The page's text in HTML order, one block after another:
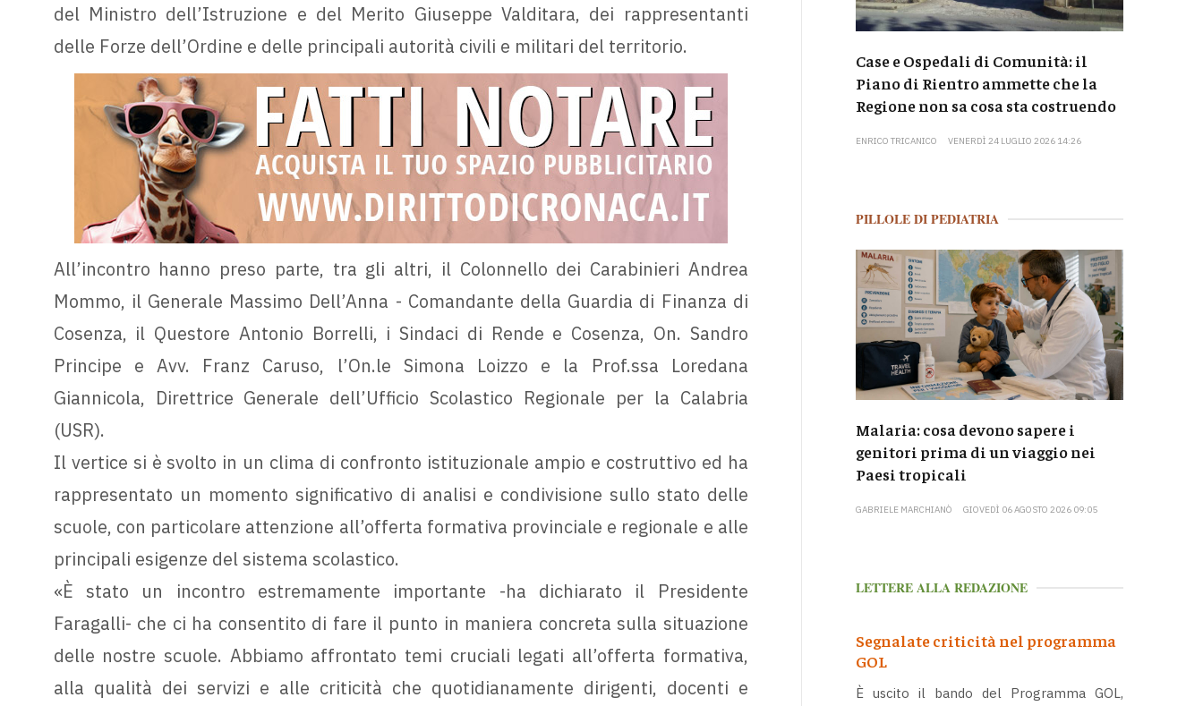
del Ministro dell’Istruzione e del Merito Giuseppe Valditara, dei rappresentanti
delle Forze dell’Ordine e delle principali autorità civili e militari del territorio.
All’incontro hanno preso parte, tra gli altri, il Colonnello dei Carabinieri Andrea
Mommo, il Generale Massimo Dell’Anna - Comandante della Guardia di Finanza di
Cosenza, il Questore Antonio Borrelli, i Sindaci di Rende e Cosenza, On. Sandro
Principe e Avv. Franz Caruso, l’On.le Simona Loizzo e la Prof.ssa Loredana
Giannicola, Direttrice Generale dell’Ufficio Scolastico Regionale per la Calabria
(USR).
Il vertice si è svolto in un clima di confronto istituzionale ampio e costruttivo ed ha
rappresentato un momento significativo di analisi e condivisione sullo stato delle
scuole, con particolare attenzione all’offerta formativa provinciale e regionale e alle
principali esigenze del sistema scolastico.
«È stato un incontro estremamente importante -ha dichiarato il Presidente
Faragalli- che ci ha consentito di fare il punto in maniera concreta sulla situazione
delle nostre scuole. Abbiamo affrontato temi cruciali legati all’offerta formativa,
alla qualità dei servizi e alle criticità che quotidianamente dirigenti, docenti e
Case e Ospedali di Comunità: il
Piano di Rientro ammette che la
Regione non sa cosa sta costruendo
ENRICO TRICANICO VENERDÌ 24 LUGLIO 2026 14:26
PILLOLE DI PEDIATRIA
Malaria: cosa devono sapere i
genitori prima di un viaggio nei
Paesi tropicali
GABRIELE MARCHIANÒ GIOVEDÌ 06 AGOSTO 2026 09:05
LETTERE ALLA REDAZIONE
Segnalate criticità nel programma
GOL
È uscito il bando del Programma GOL,